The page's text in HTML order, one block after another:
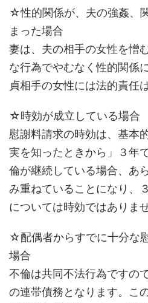
☆性的関係が、夫の強姦、
まった場合
妻は、夫の相手の女性を憎
な行為でやむなく性的関係
貞相手の女性には法的責任
☆時効が成立している場合
慰謝料請求の時効は、基本
実を知ったときから」３年
倫が継続している場合、あ
み重ねていることになり、
については時効ではありませ
☆配偶者からすでに十分な
場合
不倫は共同不法行為ですの
の連帯債務となります。こ